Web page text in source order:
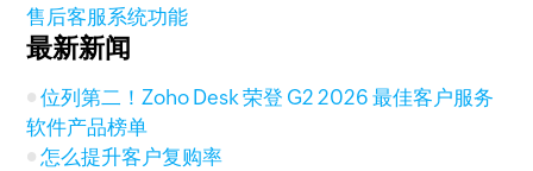
售后客服系统功能
最新新闻
位列第二！Zoho Desk 荣登 G2 2026 最佳客户服务
软件产品榜单
怎么提升客户复购率